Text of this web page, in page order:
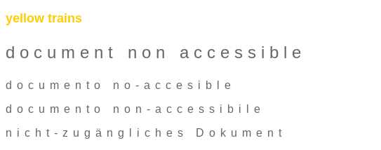
yellow trains
document non accessible
documento no-accesible
documento non-accessibile
nicht-zugängliches Dokument